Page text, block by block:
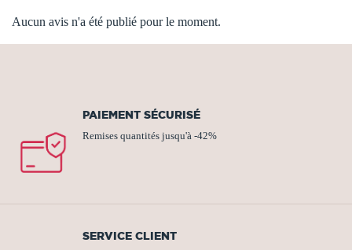
Aucun avis n'a été publié pour le moment.
PAIEMENT SÉCURISÉ
Remises quantités jusqu'à -42%
SERVICE CLIENT